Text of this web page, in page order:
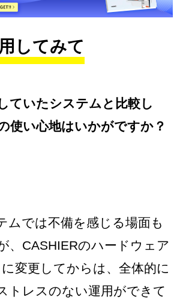
してみて
ていたシステムと比較し
使い心地はいかがですか？
ムでは不備を感じる場面も
、CASHIERのハードウェア
に変更してからは、全体的に
トレスのない運用ができて